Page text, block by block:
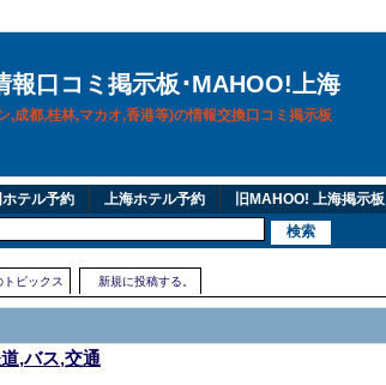
報口コミ掲示板･MAHOO!上海
,成都,桂林,マカオ,香港等)の情報交換口コミ掲示板
テル予約 上海ホテル予約 旧MAHOO! 上海掲示板
トピックス 新規に投稿する。
,バス,交通